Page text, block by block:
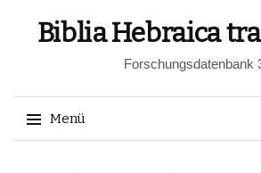
Biblia Hebraica
Forschungsdatenbank
Menü